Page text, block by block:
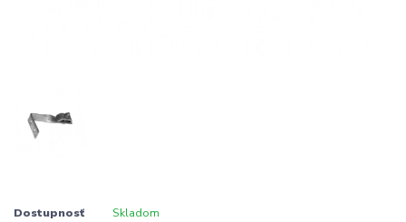
Dostupnosť Skladom